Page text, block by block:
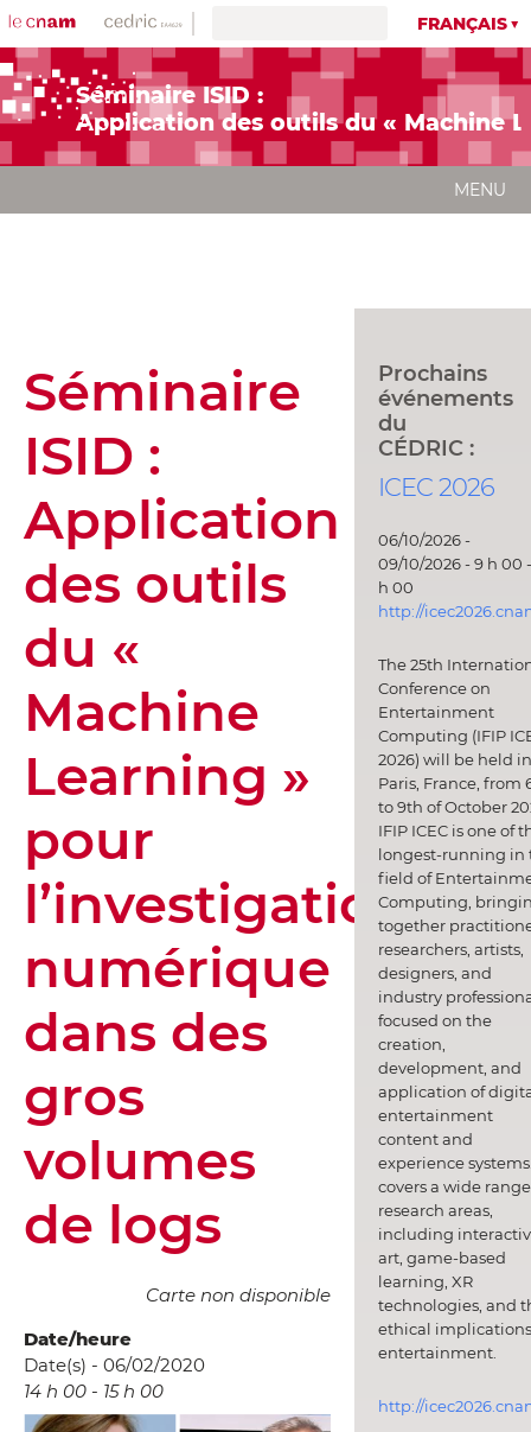
FRANÇAIS
Séminaire ISID :
Application des outils du « Machine
MENU
Séminaire
ISID :
Application
des outils
du «
Machine
Learning »
pour
l’investigation
numérique
dans des
gros
volumes
de logs
Carte non disponible
Date/heure
Date(s) - 06/02/2020
14 h 00 - 15 h 00
Prochains
événements
du
CÉDRIC :
ICEC 2026
06/10/2026 -
09/10/2026 - 9 h 00
h 00
http://
The 25th
Conference on
Entertainment
Computing (IFIP
2026) will be held in
Paris, France, from
to 9th of October
IFIP ICEC is one of
longest-running in
field of
Computing,
together
researchers, artists,
designers, and
industry
focused on the
creation,
development, and
application of
entertainment
content and
experience
covers a wide
research areas,
including
art, game-based
learning, XR
technologies, and
ethical
entertainment.
http://